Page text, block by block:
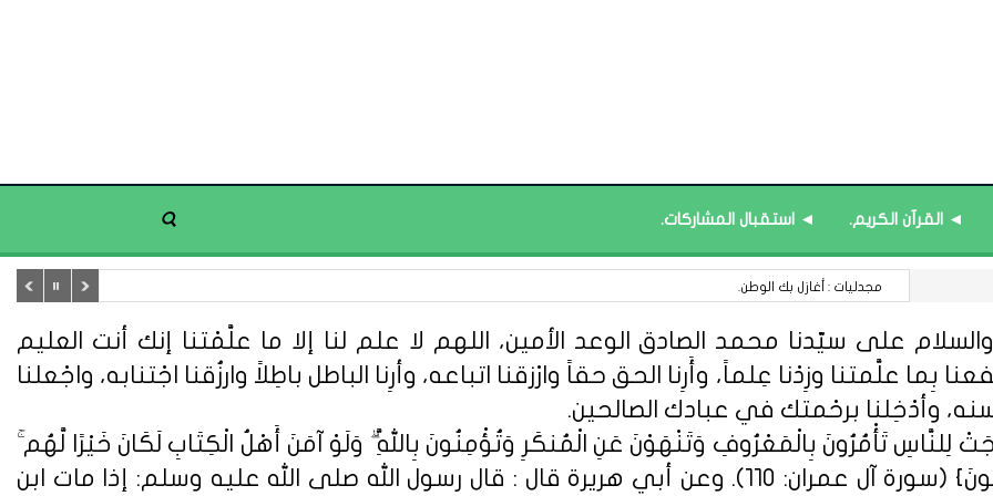
◄ القرآن الكريم. ◄ استقبال المشاركات.
قائمة محدَّثة : الأيام العالمية.
على سيّدنا محمد الصادق الوعد الأمين، اللهم لا علم لنا إلا ما علَّمْتنا إنك أنت العليم
بِما علَّمتنا وزِدْنا عِلماً، وأَرِنا الحق حقاً وارْزقنا اتباعه، وأرِنا الباطل باطِلاً وارزُقنا اجْتنابه، واجْعلنا
وأدْخِلنا برحْمتك في عبادك الصالحين.
لِلنَّاسِ تَأْمُرُونَ بِالْمَعْرُوفِ وَتَنْهَوْنَ عَنِ الْمُنكَرِ وَتُؤْمِنُونَ بِاللَّهِ ۗ وَلَوْ آمَنَ أَهْلُ الْكِتَابِ لَكَانَ خَيْرًا لَّهُم
مِّنْهُمُ الْمُؤْمِنُونَ وَأَكْثَرُهُمُ الْفَاسِقُونَ} (سورة آل عمران: 110). وعن أبي هريرة قال : قال رسول الله صلى الله عليه وسلم: إذا مات ابن